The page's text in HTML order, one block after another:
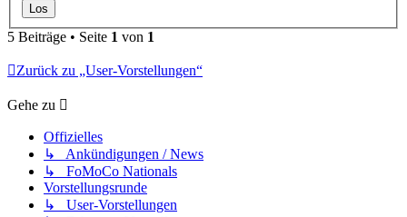
5 Beiträge • Seite 1 von 1
Zurück zu „User-Vorstellungen“
Gehe zu
Offizielles
↳ Ankündigungen / News
↳ FoMoCo Nationals
Vorstellungsrunde
↳ User-Vorstellungen